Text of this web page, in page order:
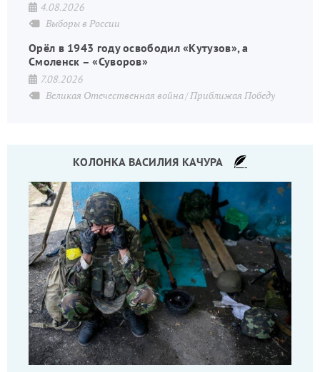
4.08.2026
Выборы в России
Орёл в 1943 году освободил «Кутузов», а
Смоленск – «Суворов»
7.08.2026
Великая Отечественная война Приближая Победу
КОЛОНКА ВАСИЛИЯ КАЧУРА